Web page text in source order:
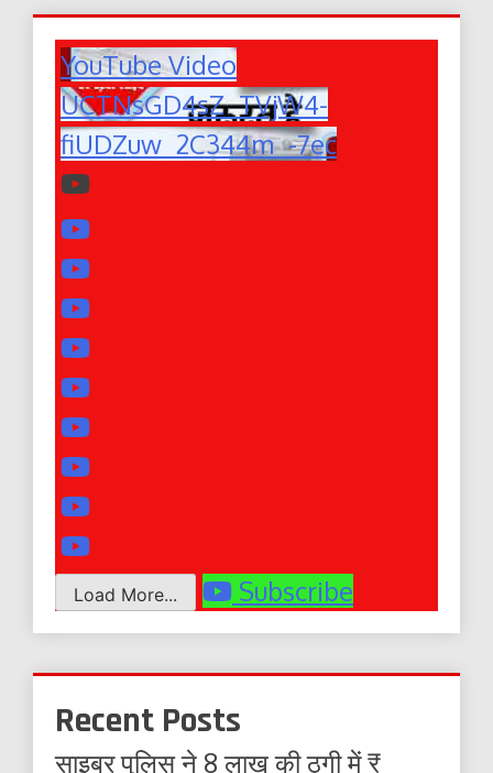
YouTube Video
UCTNsGD4sZ_TVjW4-
fiUDZuw_2C344m_-7ec
Load More... Subscribe
Recent Posts
साइबर पुलिस ने 8 लाख की ठगी में ₹